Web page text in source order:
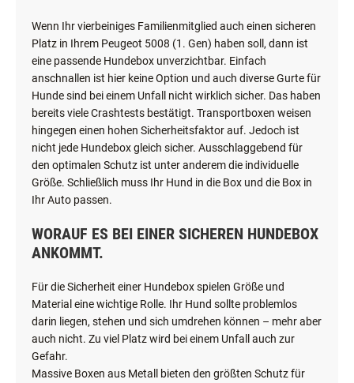
Wenn Ihr vierbeiniges Familienmitglied auch einen sicheren
Platz in Ihrem Peugeot 5008 (1. Gen) haben soll, dann ist
eine passende Hundebox unverzichtbar. Einfach
anschnallen ist hier keine Option und auch diverse Gurte für
Hunde sind bei einem Unfall nicht wirklich sicher. Das haben
bereits viele Crashtests bestätigt. Transportboxen weisen
hingegen einen hohen Sicherheitsfaktor auf. Jedoch ist
nicht jede Hundebox gleich sicher. Ausschlaggebend für
den optimalen Schutz ist unter anderem die individuelle
Größe. Schließlich muss Ihr Hund in die Box und die Box in
Ihr Auto passen.
WORAUF ES BEI EINER SICHEREN HUNDEBOX
ANKOMMT.
Für die Sicherheit einer Hundebox spielen Größe und
Material eine wichtige Rolle. Ihr Hund sollte problemlos
darin liegen, stehen und sich umdrehen können – mehr aber
auch nicht. Zu viel Platz wird bei einem Unfall auch zur
Gefahr.
Massive Boxen aus Metall bieten den größten Schutz für